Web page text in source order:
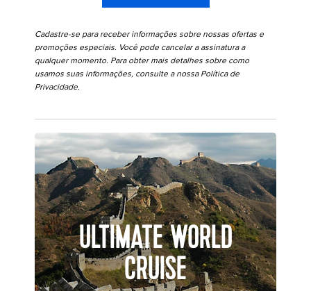
Cadastre-se para receber informações sobre nossas ofertas e
promoções especiais. Você pode cancelar a assinatura a
qualquer momento. Para obter mais detalhes sobre como
usamos suas informações, consulte a nossa Política de
Privacidade.
ULTIMATE WORLD
CRUISE